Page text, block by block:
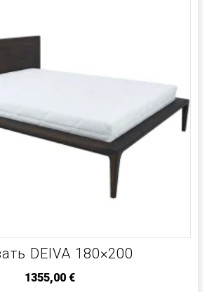
DEIVA 180×200
1355,00 €